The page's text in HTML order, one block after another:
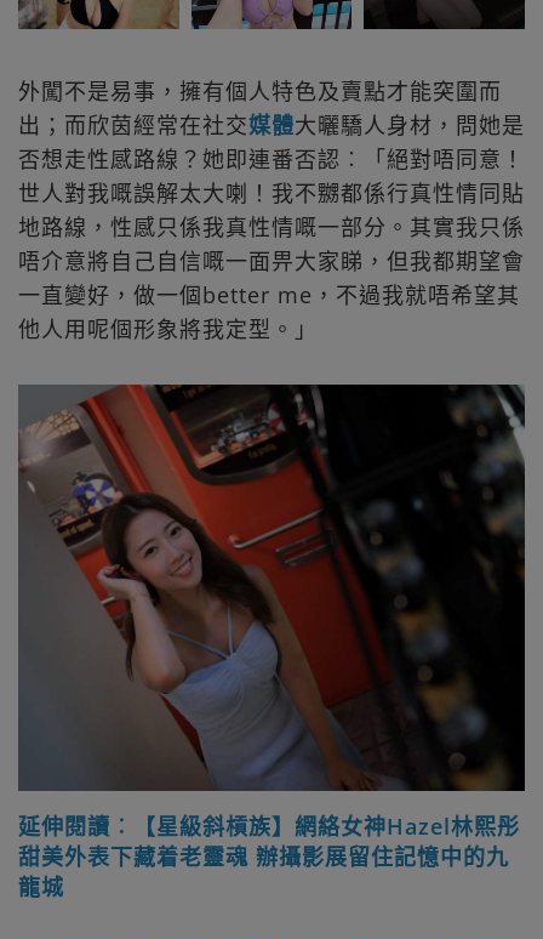
外闖不是易事，擁有個人特色及賣點才能突圍而
出；而欣茵經常在社交媒體大曬驕人身材，問她是
否想走性感路線？她即連番否認︰「絕對唔同意！
世人對我嘅誤解太大喇！我不嬲都係行真性情同貼
地路線，性感只係我真性情嘅一部分。其實我只係
唔介意將自己自信嘅一面畀大家睇，但我都期望會
一直變好，做一個better me，不過我就唔希望其
他人用呢個形象將我定型。」
延伸閱讀︰【星級斜槓族】網絡女神Hazel林熙彤
甜美外表下藏着老靈魂 辦攝影展留住記憶中的九
龍城